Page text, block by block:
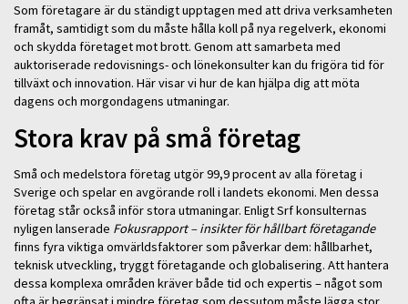
Som företagare är du ständigt upptagen med att driva verksamheten
framåt, samtidigt som du måste hålla koll på nya regelverk, ekonomi
och skydda företaget mot brott. Genom att samarbeta med
auktoriserade redovisnings- och lönekonsulter kan du frigöra tid för
tillväxt och innovation. Här visar vi hur de kan hjälpa dig att möta
dagens och morgondagens utmaningar.
Stora krav på små företag
Små och medelstora företag utgör 99,9 procent av alla företag i
Sverige och spelar en avgörande roll i landets ekonomi. Men dessa
företag står också inför stora utmaningar. Enligt Srf konsulternas
nyligen lanserade Fokusrapport – insikter för hållbart företagande
finns fyra viktiga omvärldsfaktorer som påverkar dem: hållbarhet,
teknisk utveckling, tryggt företagande och globalisering. Att hantera
dessa komplexa områden kräver både tid och expertis – något som